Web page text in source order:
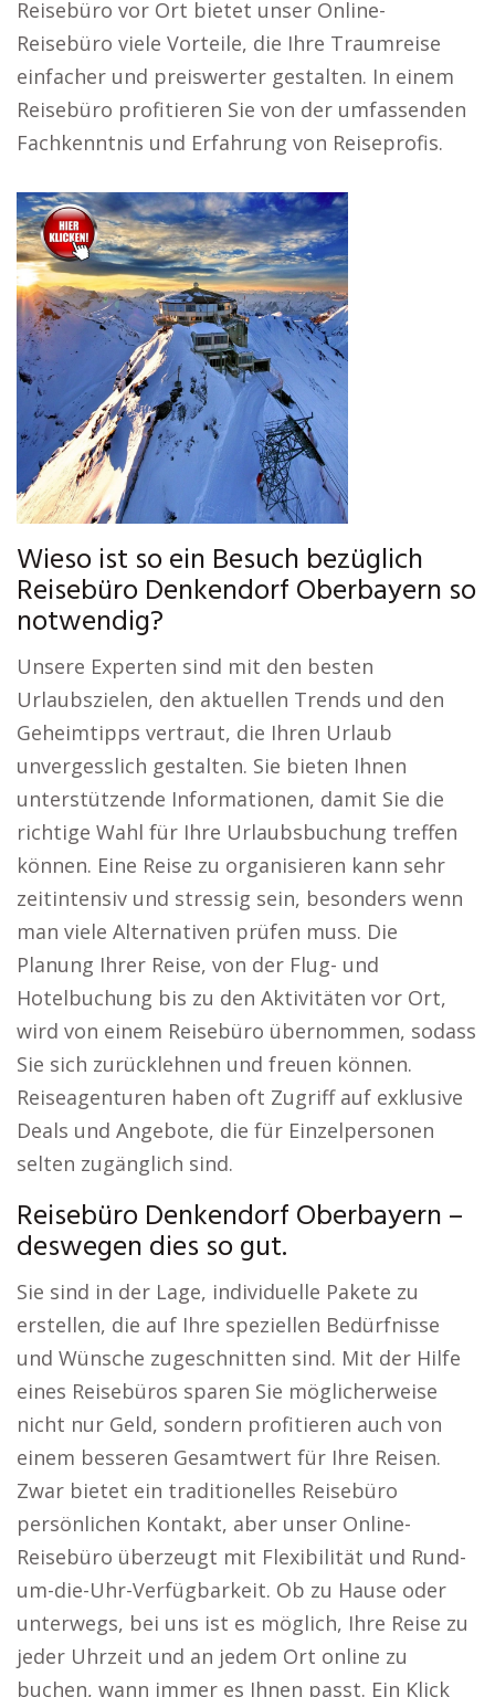
Reisebüro vor Ort bietet unser Online-
Reisebüro viele Vorteile, die Ihre Traumreise
einfacher und preiswerter gestalten. In einem
Reisebüro profitieren Sie von der umfassenden
Fachkenntnis und Erfahrung von Reiseprofis.
Wieso ist so ein Besuch bezüglich
Reisebüro Denkendorf Oberbayern so
notwendig?
Unsere Experten sind mit den besten
Urlaubszielen, den aktuellen Trends und den
Geheimtipps vertraut, die Ihren Urlaub
unvergesslich gestalten. Sie bieten Ihnen
unterstützende Informationen, damit Sie die
richtige Wahl für Ihre Urlaubsbuchung treffen
können. Eine Reise zu organisieren kann sehr
zeitintensiv und stressig sein, besonders wenn
man viele Alternativen prüfen muss. Die
Planung Ihrer Reise, von der Flug- und
Hotelbuchung bis zu den Aktivitäten vor Ort,
wird von einem Reisebüro übernommen, sodass
Sie sich zurücklehnen und freuen können.
Reiseagenturen haben oft Zugriff auf exklusive
Deals und Angebote, die für Einzelpersonen
selten zugänglich sind.
Reisebüro Denkendorf Oberbayern –
deswegen dies so gut.
Sie sind in der Lage, individuelle Pakete zu
erstellen, die auf Ihre speziellen Bedürfnisse
und Wünsche zugeschnitten sind. Mit der Hilfe
eines Reisebüros sparen Sie möglicherweise
nicht nur Geld, sondern profitieren auch von
einem besseren Gesamtwert für Ihre Reisen.
Zwar bietet ein traditionelles Reisebüro
persönlichen Kontakt, aber unser Online-
Reisebüro überzeugt mit Flexibilität und Rund-
um-die-Uhr-Verfügbarkeit. Ob zu Hause oder
unterwegs, bei uns ist es möglich, Ihre Reise zu
jeder Uhrzeit und an jedem Ort online zu
buchen, wann immer es Ihnen passt. Ein Klick